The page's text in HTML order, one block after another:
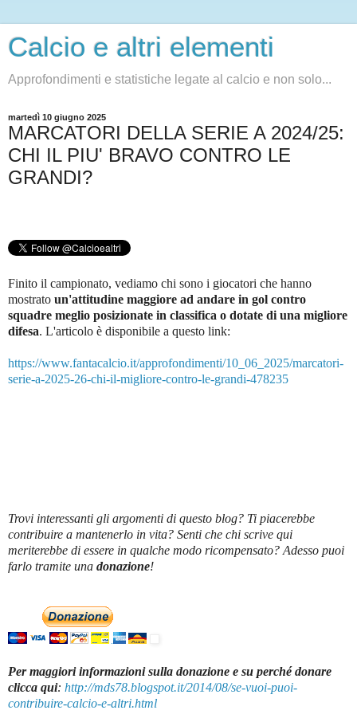
Calcio e altri elementi
Approfondimenti e statistiche legate al calcio e non solo...
martedì 10 giugno 2025
MARCATORI DELLA SERIE A 2024/25:
CHI IL PIU' BRAVO CONTRO LE
GRANDI?
Finito il campionato, vediamo chi sono i giocatori che hanno
mostrato un'attitudine maggiore ad andare in gol contro
squadre meglio posizionate in classifica o dotate di una migliore
difesa. L'articolo è disponibile a questo link:
https://www.fantacalcio.it/approfondimenti/10_06_2025/marcatori-
serie-a-2025-26-chi-il-migliore-contro-le-grandi-478235
Trovi interessanti gli argomenti di questo blog? Ti piacerebbe
contribuire a mantenerlo in vita? Senti che chi scrive qui
meriterebbe di essere in qualche modo ricompensato? Adesso puoi
farlo tramite una donazione!
Per maggiori informazioni sulla donazione e su perché donare
clicca qui: http://mds78.blogspot.it/2014/08/se-vuoi-puoi-
contribuire-calcio-e-altri.html